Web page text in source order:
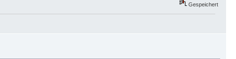
Gespeichert